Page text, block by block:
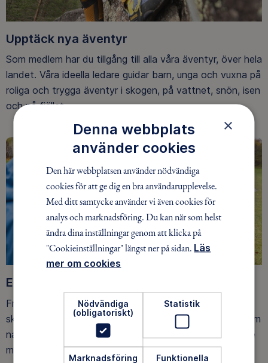
Upptäck nya äventyr
Som medlem har du tillgång till alla våra äventyr, över hela
landet. Våra ideella ledare guidar barn, unga och vuxna på
roliga och trygga äventyr i skogen, på vattnet, snön, isen
och på fjället.
Ett friluftsliv för alla
Friluftsfrämjandet arbetar för att så många som möjligt
ska upptäcka den rörelseglädje och de hälsoeffekter som
naturen ger. Som medlem bidrar du också till vårt arbete
med att skydda allemansrätten.
×
Denna webbplats
använder cookies
Den här webbplatsen använder nödvändiga
cookies för att ge dig en bra användarupplevelse.
Med ditt samtycke använder vi även cookies för
analys och marknadsföring. Du kan när som helst
ändra dina inställningar genom att klicka på
"Cookieinställningar" längst ner på sidan. Läs
mer om cookies
Nödvändiga
(obligatoriskt)
Statistik
Marknadsföring Funktionella